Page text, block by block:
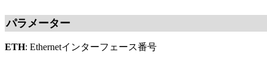
パラメーター
ETH: Ethernetインターフェース番号